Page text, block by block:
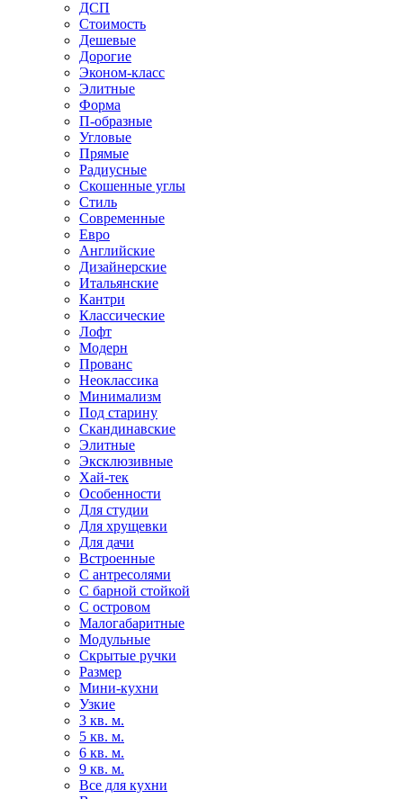
ДСП
Стоимость
Дешевые
Дорогие
Эконом-класс
Элитные
Форма
П-образные
Угловые
Прямые
Радиусные
Скошенные углы
Стиль
Современные
Евро
Английские
Дизайнерские
Итальянские
Кантри
Классические
Лофт
Модерн
Прованс
Неоклассика
Минимализм
Под старину
Скандинавские
Элитные
Эксклюзивные
Хай-тек
Особенности
Для студии
Для хрущевки
Для дачи
Встроенные
С антресолями
С барной стойкой
С островом
Малогабаритные
Модульные
Скрытые ручки
Размер
Мини-кухни
Узкие
3 кв. м.
5 кв. м.
6 кв. м.
9 кв. м.
Все для кухни